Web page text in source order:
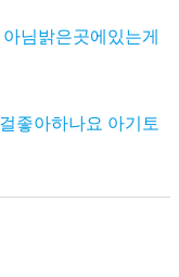
님밝은곳에있는게
좋아하나요 아기토